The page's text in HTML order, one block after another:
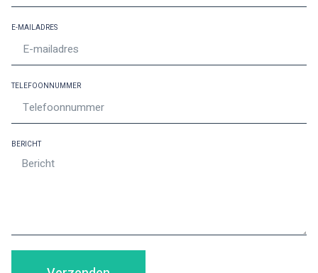
E-MAILADRES
TELEFOONNUMMER
BERICHT